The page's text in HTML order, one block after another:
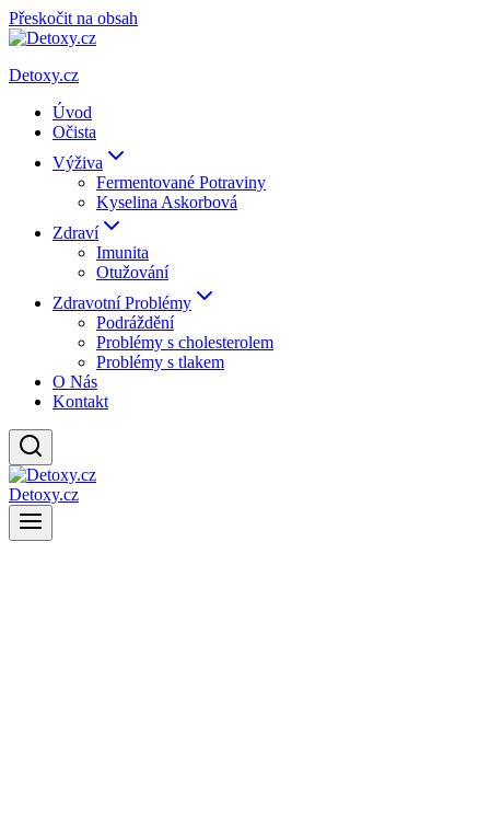
Přeskočit na obsah
Detoxy.cz
Úvod
Očista
Výživa
Fermentované Potraviny
Kyselina Askorbová
Zdraví
Imunita
Otužování
Zdravotní Problémy
Podráždění
Problémy s cholesterolem
Problémy s tlakem
O Nás
Kontakt
Detoxy.cz